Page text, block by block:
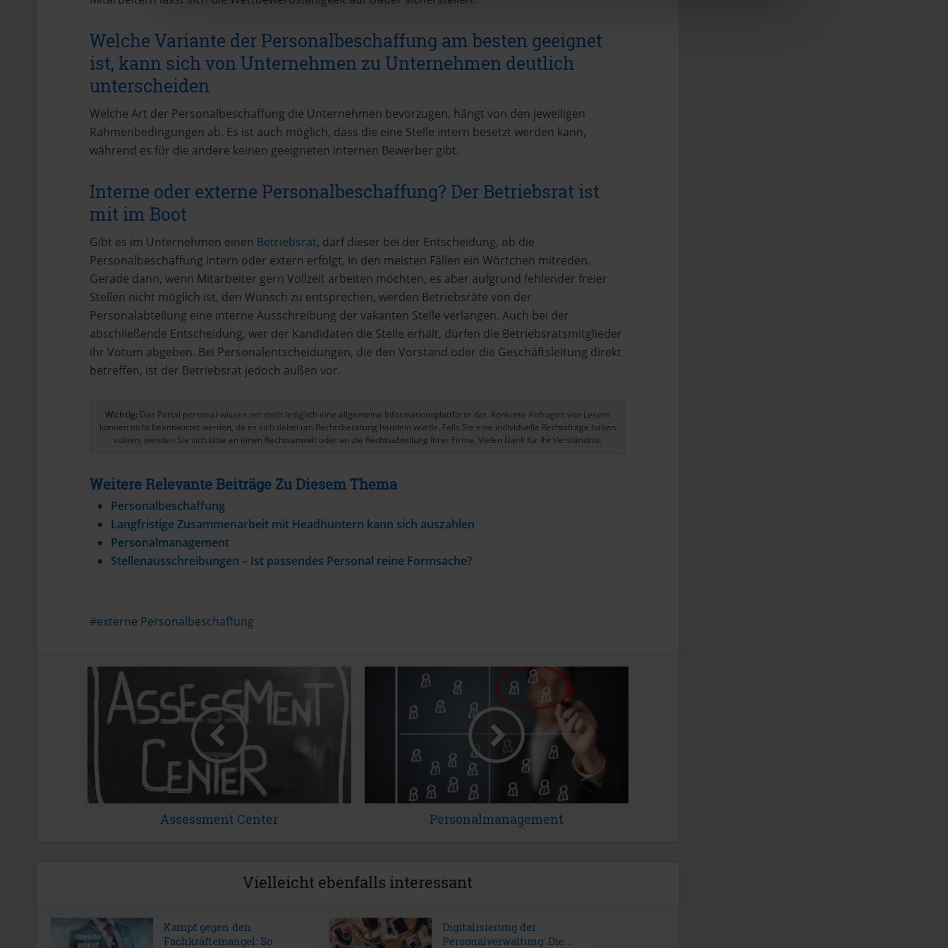
Welche Variante der Personalbeschaffung am besten geeignet
ist, kann sich von Unternehmen zu Unternehmen deutlich
unterscheiden
Welche Art der Personalbeschaffung die Unternehmen bevorzugen, hängt von den jeweiligen
Rahmenbedingungen ab. Es ist auch möglich, dass die eine Stelle intern besetzt werden kann,
während es für die andere keinen geeigneten internen Bewerber gibt.
Interne oder externe Personalbeschaffung? Der Betriebsrat ist
mit im Boot
Gibt es im Unternehmen einen Betriebsrat, darf dieser bei der Entscheidung, ob die
Personalbeschaffung intern oder extern erfolgt, in den meisten Fällen ein Wörtchen mitreden.
Gerade dann, wenn Mitarbeiter gern Vollzeit arbeiten möchten, es aber aufgrund fehlender freier
Stellen nicht möglich ist, den Wunsch zu entsprechen, werden Betriebsräte von der
Personalabteilung eine interne Ausschreibung der vakanten Stelle verlangen. Auch bei der
abschließende Entscheidung, wer der Kandidaten die Stelle erhält, dürfen die Betriebsratsmitglieder
ihr Votum abgeben. Bei Personalentscheidungen, die den Vorstand oder die Geschäftsleitung direkt
betreffen, ist der Betriebsrat jedoch außen vor.
Wichtig: Das Portal personal-wissen.net stellt lediglich eine allgemeine Informationsplattform dar. Konkrete Anfragen von Lesern
können nicht beantwortet werden, da es sich dabei um Rechtsberatung handeln würde. Falls Sie eine individuelle Rechtsfrage haben
sollten, wenden Sie sich bitte an einen Rechtsanwalt oder an die Rechtsabteilung Ihrer Firma. Vielen Dank für Ihr Verständnis.
Weitere Relevante Beiträge Zu Diesem Thema
Personalbeschaffung
Langfristige Zusammenarbeit mit Headhuntern kann sich auszahlen
Personalmanagement
Stellenausschreibungen – Ist passendes Personal reine Formsache?
externe Personalbeschaffung
Assessment Center Personalmanagement
Vielleicht ebenfalls interessant
Kampf gegen den
Fachkräftemangel: So
Digitalisierung der
Personalverwaltung: Die...